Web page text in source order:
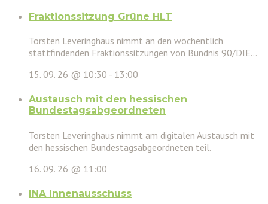
Fraktionssitzung Grüne HLT
Torsten Leveringhaus nimmt an den wöchentlich
stattfindenden Fraktionssitzungen von Bündnis 90/DIE...
15. 09. 26 @ 10:30 - 13:00
Austausch mit den hessischen
Bundestagsabgeordneten
Torsten Leveringhaus nimmt am digitalen Austausch mit
den hessischen Bundestagsabgeordneten teil.
16. 09. 26 @ 11:00
INA Innenausschuss